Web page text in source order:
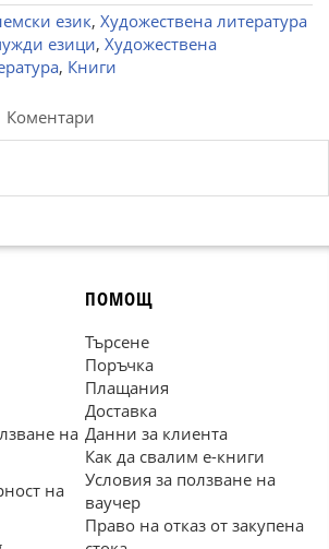
език, Художествена литература
езици, Художествена
, Книги
Коментари
на
на
ПОМОЩ
Търсене
Поръчка
Плащания
Доставка
Данни за клиента
Как да свалим е-книги
Условия за ползване на
ваучер
Право на отказ от закупена